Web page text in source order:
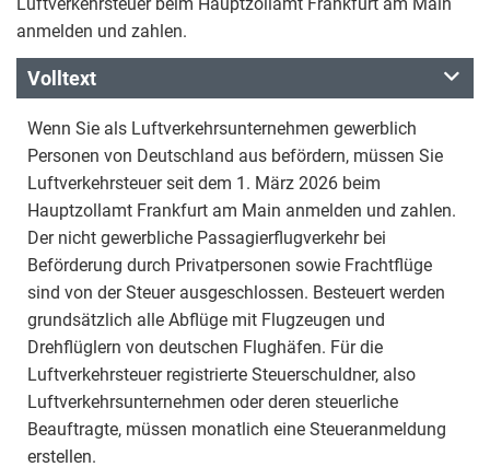
anmelden und zahlen.
Volltext
Wenn Sie als Luftverkehrsunternehmen gewerblich
Personen von Deutschland aus befördern, müssen Sie
Luftverkehrsteuer seit dem 1. März 2026 beim
Hauptzollamt Frankfurt am Main anmelden und zahlen.
Der nicht gewerbliche Passagierflugverkehr bei
Beförderung durch Privatpersonen sowie Frachtflüge
sind von der Steuer ausgeschlossen. Besteuert werden
grundsätzlich alle Abflüge mit Flugzeugen und
Drehflüglern von deutschen Flughäfen. Für die
Luftverkehrsteuer registrierte Steuerschuldner, also
Luftverkehrsunternehmen oder deren steuerliche
Beauftragte, müssen monatlich eine Steueranmeldung
erstellen.